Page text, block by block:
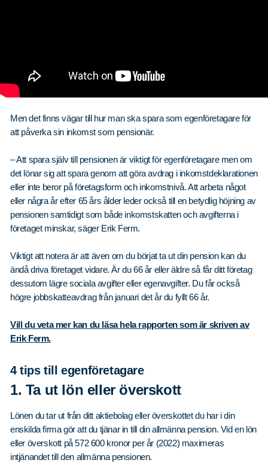
Men det finns vägar till hur man ska spara som egenföretagare för
att påverka sin inkomst som pensionär.
– Att spara själv till pensionen är viktigt för egenföretagare men om
det lönar sig att spara genom att göra avdrag i inkomstdeklarationen
eller inte beror på företagsform och inkomstnivå. Att arbeta något
eller några år efter 65 års ålder leder också till en betydlig höjning av
pensionen samtidigt som både inkomstskatten och avgifterna i
företaget minskar, säger Erik Ferm.
Viktigt att notera är att även om du börjat ta ut din pension kan du
ändå driva företaget vidare. Är du 66 år eller äldre så får ditt företag
dessutom lägre sociala avgifter eller egenavgifter. Du får också
högre jobbskatteavdrag från januari det år du fyllt 66 år.
Vill du veta mer kan du läsa hela rapporten som är skriven av
Erik Ferm.
4 tips till egenföretagare
1. Ta ut lön eller överskott
Lönen du tar ut från ditt aktiebolag eller överskottet du har i din
enskilda firma gör att du tjänar in till din allmänna pension. Vid en lön
eller överskott på 572 600 kronor per år (2022) maximeras
intjänandet till den allmänna pensionen.